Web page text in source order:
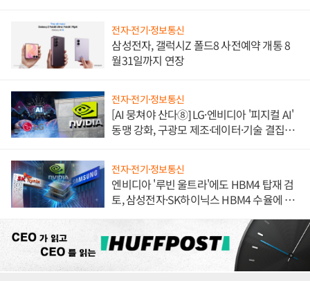
전자·전기·정보통신
삼성전자, 갤럭시Z 폴드8 사전예약 개통 8
월31일까지 연장
전자·전기·정보통신
[AI 뭉쳐야 산다⑧] LG·엔비디아 '피지컬 AI'
동맹 강화, 구광모 제조·데이터·기술 결집
전자·전기·정보통신
엔비디아 '루빈 울트라'에도 HBM4 탑재 검
토, 삼성전자·SK하이닉스 HBM4 수율에 주